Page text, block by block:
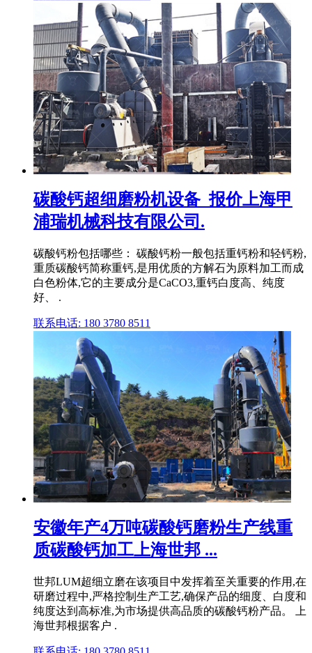
碳酸钙超细磨粉机设备_报价上海甲
浦瑞机械科技有限公司.
碳酸钙粉包括哪些： 碳酸钙粉一般包括重钙粉和轻钙粉,
重质碳酸钙简称重钙,是用优质的方解石为原料加工而成
白色粉体,它的主要成分是CaCO3,重钙白度高、纯度
好、 .
联系电话: 180 3780 8511
安徽年产4万吨碳酸钙磨粉生产线重
质碳酸钙加工上海世邦 ...
世邦LUM超细立磨在该项目中发挥着至关重要的作用,在
研磨过程中,严格控制生产工艺,确保产品的细度、白度和
纯度达到高标准,为市场提供高品质的碳酸钙粉产品。 上
海世邦根据客户 .